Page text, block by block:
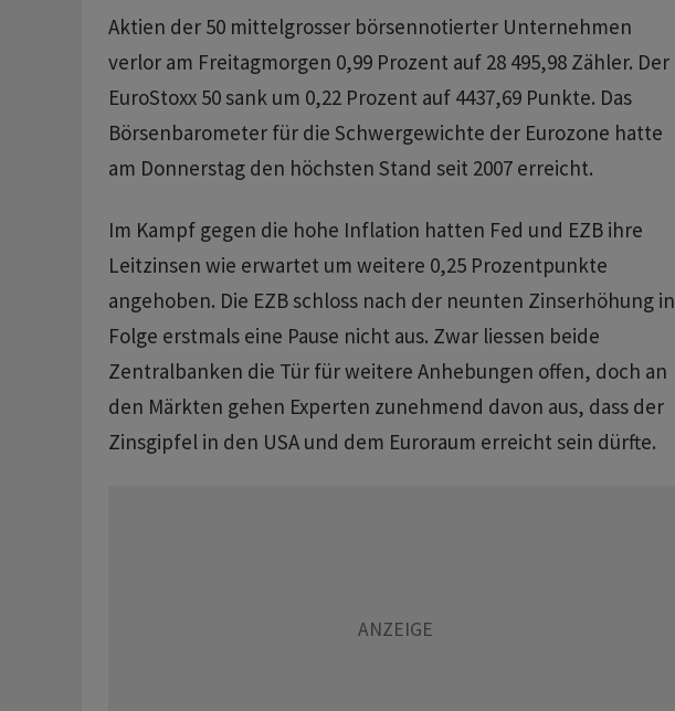
Aktien der 50 mittelgrosser börsennotierter Unternehmen
verlor am Freitagmorgen 0,99 Prozent auf 28 495,98 Zähler. Der
EuroStoxx 50 sank um 0,22 Prozent auf 4437,69 Punkte. Das
Börsenbarometer für die Schwergewichte der Eurozone hatte
am Donnerstag den höchsten Stand seit 2007 erreicht.
Im Kampf gegen die hohe Inflation hatten Fed und EZB ihre
Leitzinsen wie erwartet um weitere 0,25 Prozentpunkte
angehoben. Die EZB schloss nach der neunten Zinserhöhung in
Folge erstmals eine Pause nicht aus. Zwar liessen beide
Zentralbanken die Tür für weitere Anhebungen offen, doch an
den Märkten gehen Experten zunehmend davon aus, dass der
Zinsgipfel in den USA und dem Euroraum erreicht sein dürfte.